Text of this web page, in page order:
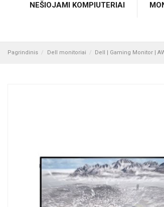
NEŠIOJAMI KOMPIUTERIAI
Pagrindinis Dell monitoriai Dell | Gaming Monitor |